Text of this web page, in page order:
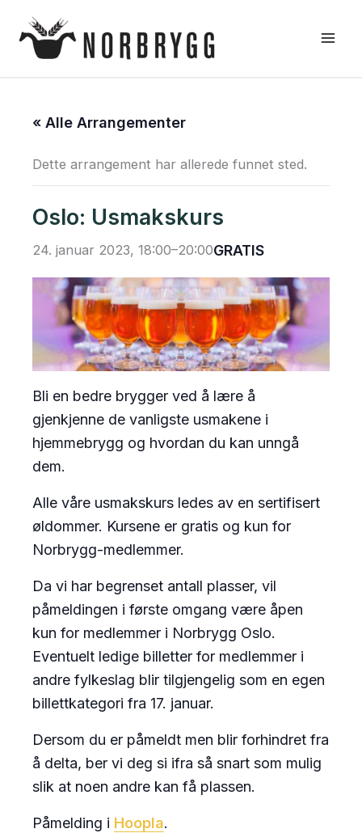
rett
« Alle Arrangementer
Dette arrangement har allerede funnet sted.
Oslo: Usmakskurs
24. januar 2023, 18:00–20:00GRATIS
Bli en bedre brygger ved å lære å
gjenkjenne de vanligste usmakene i
hjemmebrygg og hvordan du kan unngå
dem.
Alle våre usmakskurs ledes av en sertifisert
øldommer. Kursene er gratis og kun for
Norbrygg-medlemmer.
Da vi har begrenset antall plasser, vil
påmeldingen i første omgang være åpen
kun for medlemmer i Norbrygg Oslo.
Eventuelt ledige billetter for medlemmer i
andre fylkeslag blir tilgjengelig som en egen
billettkategori fra 17. januar.
Dersom du er påmeldt men blir forhindret fra
å delta, ber vi deg si ifra så snart som mulig
slik at noen andre kan få plassen.
Påmelding i Hoopla.